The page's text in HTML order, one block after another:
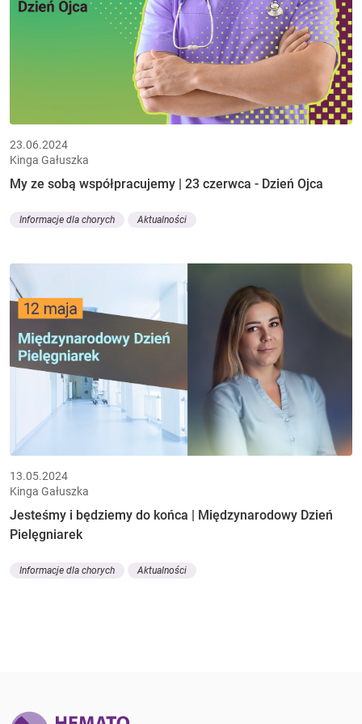
23.06.2024
Kinga Gałuszka
My ze sobą współpracujemy | 23 czerwca - Dzień Ojca
Informacje dla chorych Aktualności
13.05.2024
Kinga Gałuszka
Jesteśmy i będziemy do końca | Międzynarodowy Dzień
Pielęgniarek
Informacje dla chorych Aktualności